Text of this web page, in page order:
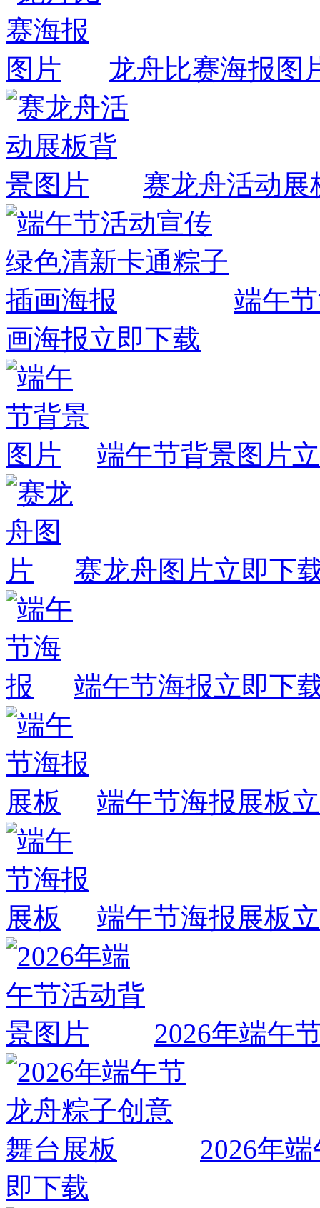
龙舟比赛海报图
赛龙舟活动展
端午
画海报立即下载
端午节背景图片
赛龙舟图片立即下
端午节海报立即下
端午节海报展板
端午节海报展板
2026年端午
2026年
即下载